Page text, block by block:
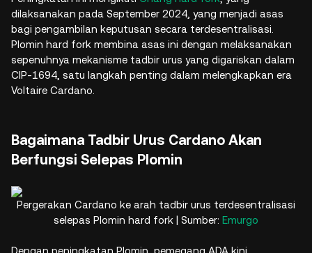
dilaksanakan pada September 2024, yang menjadi asas
bagi pengambilan keputusan secara terdesentralisasi.
Plomin hard fork membina asas ini dengan melaksanakan
sepenuhnya mekanisme tadbir urus yang digariskan dalam
CIP-1694, satu langkah penting dalam melengkapkan era
Voltaire Cardano.
Bagaimana Tadbir Urus Cardano Akan
Berfungsi Selepas Plomin
Pergerakan Cardano ke arah tadbir urus terdesentralisasi
selepas Plomin hard fork | Sumber: Emurgo
Dengan peningkatan Plomin, pemegang ADA kini